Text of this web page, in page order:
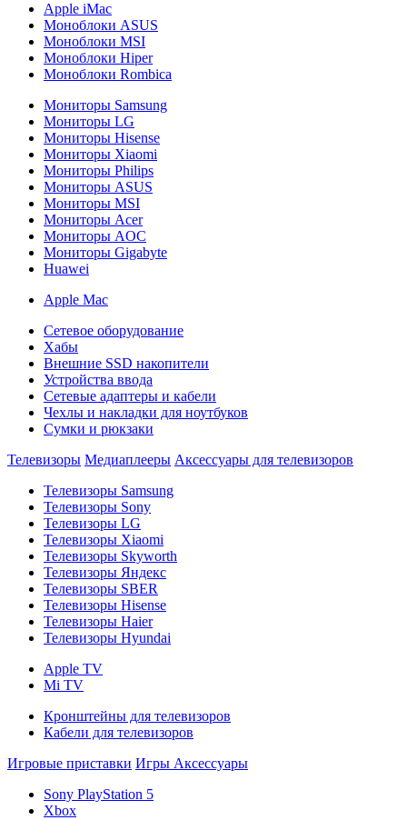
Apple iMac
Моноблоки ASUS
Моноблоки MSI
Моноблоки Hiper
Моноблоки Rombica
Мониторы Samsung
Мониторы LG
Мониторы Hisense
Мониторы Xiaomi
Мониторы Philips
Мониторы ASUS
Мониторы MSI
Мониторы Acer
Мониторы AOC
Мониторы Gigabyte
Huawei
Apple Mac
Сетевое оборудование
Хабы
Внешние SSD накопители
Устройства ввода
Сетевые адаптеры и кабели
Чехлы и накладки для ноутбуков
Сумки и рюкзаки
Телевизоры Медиаплееры Аксессуары для телевизоров
Телевизоры Samsung
Телевизоры Sony
Телевизоры LG
Телевизоры Xiaomi
Телевизоры Skyworth
Телевизоры Яндекс
Телевизоры SBER
Телевизоры Hisense
Телевизоры Haier
Телевизоры Hyundai
Apple TV
Mi TV
Кронштейны для телевизоров
Кабели для телевизоров
Игровые приставки Игры Аксессуары
Sony PlayStation 5
Xbox